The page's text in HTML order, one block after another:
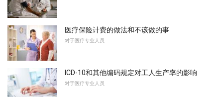
医疗保险计费的做法和不该做的事
对于医疗专业人员
ICD-10和其他编码规定对工人生产率的影响
对于医疗专业人员